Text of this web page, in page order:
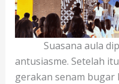
Suasana aula
antusiasme. Setelah
gerakan senam bugar